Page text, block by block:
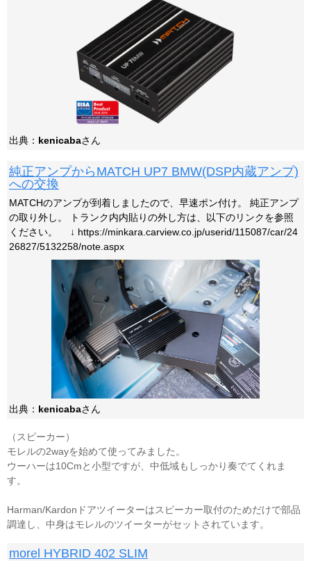
出典： kenicabaさん
純正アンプからMATCH UP7 BMW(DSP内蔵アンプ)
への交換
MATCHのアンプが到着しましたので、早速ポン付け。 純正アンプ
の取り外し。 トランク内内貼りの外し方は、以下のリンクを参照
ください。 ↓ https://minkara.carview.co.jp/userid/115087/car/24
26827/5132258/note.aspx
出典： kenicabaさん
（スピーカー）
モレルの2wayを始めて使ってみました。
ウーハーは10Cmと小型ですが、中低域もしっかり奏でてくれま
す。
Harman/Kardonドアツイーターはスピーカー取付のためだけで部品
調達し、中身はモレルのツイーターがセットされています。
morel HYBRID 402 SLIM